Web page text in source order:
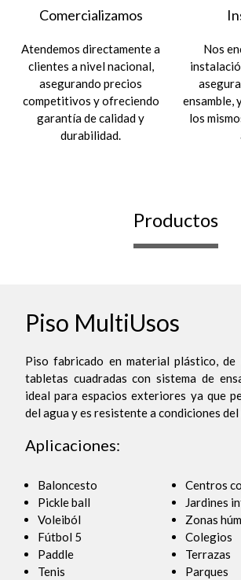
Comercializamos
Atendemos directamente a
clientes a nivel nacional,
asegurando precios
competitivos y ofreciendo
garantía de calidad y
durabilidad.
Nos
ensamble,
los
Productos
Piso MultiUsos
Piso fabricado en material plástico, de
tabletas cuadradas con sistema de
ideal para espacios exteriores ya que
del agua y es resistente a condiciones
Aplicaciones:
Baloncesto
Pickle ball
Voleiból
Fútbol 5
Paddle
Tenis
Centros
Jardines
Zonas
Colegios
Terrazas
Parques